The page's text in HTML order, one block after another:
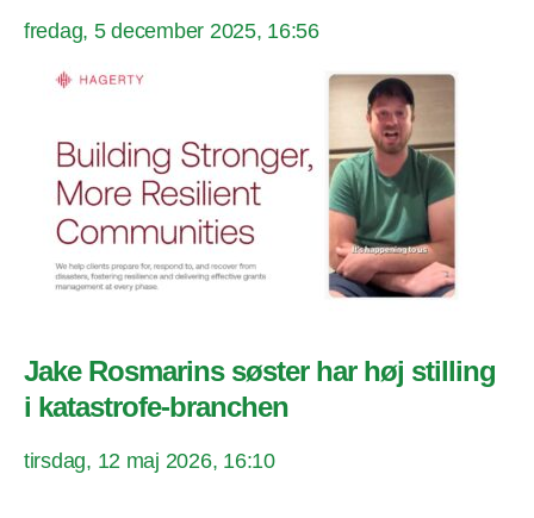
fredag, 5 december 2025, 16:56
Jake Rosmarins søster har høj stilling
i katastrofe-branchen
tirsdag, 12 maj 2026, 16:10